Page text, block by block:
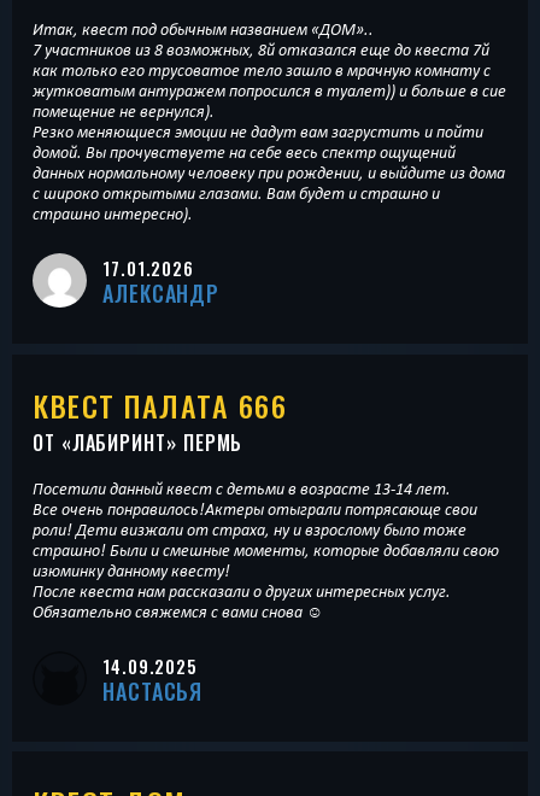
Итак, квест под обычным названием «ДОМ»..
7 участников из 8 возможных, 8й отказался еще до квеста 7й
как только его трусоватое тело зашло в мрачную комнату с
жутковатым антуражем попросился в туалет)) и больше в сие
помещение не вернулся).
Резко меняющиеся эмоции не дадут вам загрустить и пойти
домой. Вы прочувствуете на себе весь спектр ощущений
данных нормальному человеку при рождении, и выйдите из дома
с широко открытыми глазами. Вам будет и страшно и
страшно интересно).
17.01.2026
АЛЕКСАНДР
КВЕСТ ПАЛАТА 666
ОТ «ЛАБИРИНТ» ПЕРМЬ
Посетили данный квест с детьми в возрасте 13-14 лет.
Все очень понравилось!Актеры отыграли потрясающе свои
роли! Дети визжали от страха, ну и взрослому было тоже
страшно! Были и смешные моменты, которые добавляли свою
изюминку данному квесту!
После квеста нам рассказали о других интересных услуг.
Обязательно свяжемся с вами снова ☺️
14.09.2025
НАСТАСЬЯ